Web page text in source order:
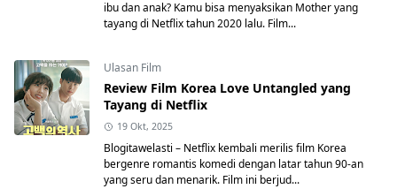
ibu dan anak? Kamu bisa menyaksikan Mother yang
tayang di Netflix tahun 2020 lalu. Film...
Ulasan Film
Review Film Korea Love Untangled yang
Tayang di Netflix
19 Okt, 2025
Blogitawelasti – Netflix kembali merilis film Korea
bergenre romantis komedi dengan latar tahun 90-an
yang seru dan menarik. Film ini berjud...